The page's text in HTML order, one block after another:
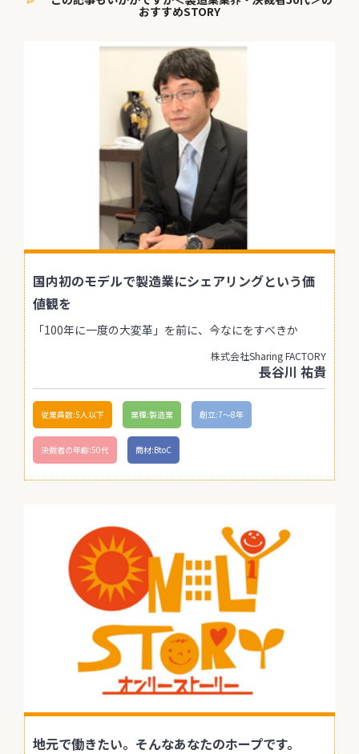
おすすめSTORY
国内初のモデルで製造業にシェアリングという価
値観を
「100年に一度の大変革」を前に、今なにをすべきか
株式会社Sharing FACTORY
長谷川 祐貴
従業員数:5人以下 業種:製造業 創立:7〜8年
決裁者の年齢:50代 商材:BtoC
地元で働きたい。そんなあなたのホープです。